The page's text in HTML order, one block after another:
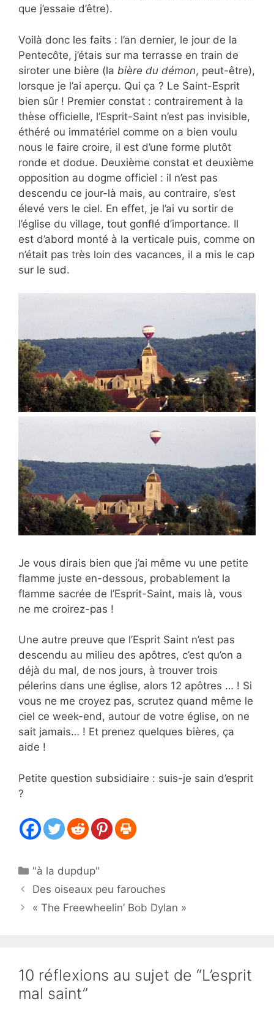
que j’essaie d’être).
Voilà donc les faits : l’an dernier, le jour de la
Pentecôte, j’étais sur ma terrasse en train de
siroter une bière (la bière du démon, peut-être),
lorsque je l’ai aperçu. Qui ça ? Le Saint-Esprit
bien sûr ! Premier constat : contrairement à la
thèse officielle, l’Esprit-Saint n’est pas invisible,
éthéré ou immatériel comme on a bien voulu
nous le faire croire, il est d’une forme plutôt
ronde et dodue. Deuxième constat et deuxième
opposition au dogme officiel : il n’est pas
descendu ce jour-là mais, au contraire, s’est
élevé vers le ciel. En effet, je l’ai vu sortir de
l’église du village, tout gonflé d’importance. Il
est d’abord monté à la verticale puis, comme on
n’était pas très loin des vacances, il a mis le cap
sur le sud.
Je vous dirais bien que j’ai même vu une petite
flamme juste en-dessous, probablement la
flamme sacrée de l’Esprit-Saint, mais là, vous
ne me croirez-pas !
Une autre preuve que l’Esprit Saint n’est pas
descendu au milieu des apôtres, c’est qu’on a
déjà du mal, de nos jours, à trouver trois
pélerins dans une église, alors 12 apôtres … ! Si
vous ne me croyez pas, scrutez quand même le
ciel ce week-end, autour de votre église, on ne
sait jamais… ! Et prenez quelques bières, ça
aide !
Petite question subsidiaire : suis-je sain d’esprit
?
Catégories
"à la dupdup"
Des oiseaux peu farouches
« The Freewheelin’ Bob Dylan »
10 réflexions au sujet de “L’esprit
mal saint”